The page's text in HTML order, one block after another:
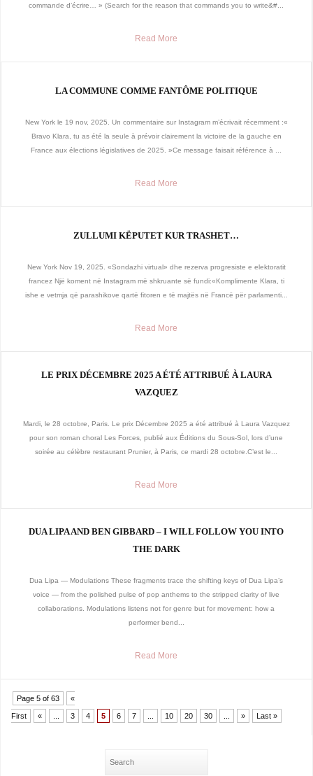
commande d’écrire… » (Search for the reason that commands you to write&#...
Read More
LA COMMUNE COMME FANTÔME POLITIQUE
New York le 19 nov, 2025. Un commentaire sur Instagram m’écrivait récemment :«
Bravo Klara, tu as été la seule à prévoir clairement la victoire de la gauche en
France aux élections législatives de 2025. »Ce message faisait référence à ...
Read More
ZULLUMI KËPUTET KUR TRASHET…
New York Nov 19, 2025. «Sondazhi virtual» dhe rezerva progresiste e elektoratit
francez Një koment në Instagram më shkruante së fundi:«Komplimente Klara, ti
ishe e vetmja që parashikove qartë fitoren e të majtës në Francë për parlamenti...
Read More
LE PRIX DÉCEMBRE 2025 A ÉTÉ ATTRIBUÉ À LAURA
VAZQUEZ
Mardi, le 28 octobre, Paris. Le prix Décembre 2025 a été attribué à Laura Vazquez
pour son roman choral Les Forces, publié aux Éditions du Sous-Sol, lors d’une
soirée au célèbre restaurant Prunier, à Paris, ce mardi 28 octobre.C’est le...
Read More
DUA LIPA AND BEN GIBBARD – I WILL FOLLOW YOU INTO
THE DARK
Dua Lipa — Modulations These fragments trace the shifting keys of Dua Lipa’s
voice — from the polished pulse of pop anthems to the stripped clarity of live
collaborations. Modulations listens not for genre but for movement: how a
performer bend...
Read More
Page 5 of 63 «
First « 3 4 5 6 7 10 20 30 » Last »